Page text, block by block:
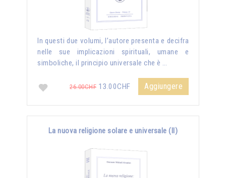
In questi due volumi, l’autore presenta e decifra
nelle sue implicazioni spirituali, umane e
simboliche, il principio universale che è …
26.00CHF 13.00CHF Aggiungere
La nuova religione solare e universale (II)